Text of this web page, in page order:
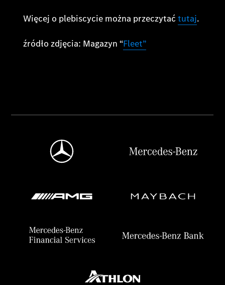
Więcej o plebiscycie można przeczytaćtutaj.
źródło zdjęcia: Magazyn “Fleet”